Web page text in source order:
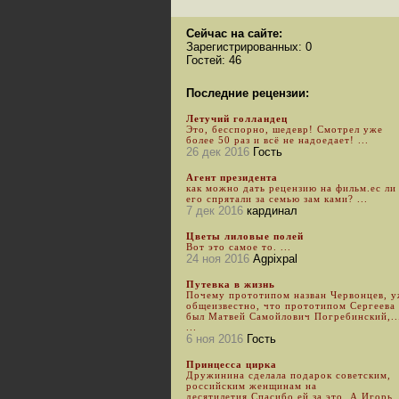
Сейчас на сайте:
Зарегистрированных: 0
Гостей: 46
Последние рецензии:
Летучий голландец
Это, бесспорно, шедевр! Смотрел уже
более 50 раз и всё не надоедает! ...
26 дек 2016 Гость
Агент президента
как можно дать рецензию на фильм.ес ли
его спрятали за семью зам ками? ...
7 дек 2016 кардинал
Цветы лиловые полей
Вот это самое то. ...
24 ноя 2016 Agpixpal
Путевка в жизнь
Почему прототипом назван Червонцев,
общеизвестно, что прототипом Сергеева
был Матвей Самойлович Погребинский,...
6 ноя 2016 Гость
Принцесса цирка
Дружинина сделала подарок советским,
российским женщинам на
десятилетия.Спасибо ей за это. А Игорь